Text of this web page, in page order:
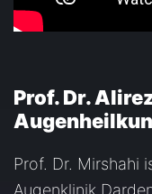
Prof. Dr.
Prof. Dr. Mirshahi
Augenklinik